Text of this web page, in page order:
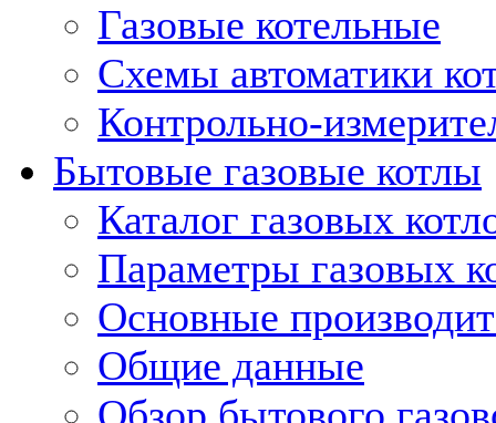
Газовые котельные
Схемы автоматики
Контрольно-
Бытовые газовые котлы
Каталог газовых
Параметры газовых
Основные
Общие данные